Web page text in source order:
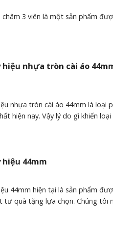
3 viên là một sản phẩm
hiệu nhựa tròn cài áo
nhựa tròn cài áo 44mm là loại
hiện nay. Vậy lý do gì khiến
hiệu 44mm
44mm hiện tại là sản phẩm
tư quà tặng lựa chọn. Chúng tôi